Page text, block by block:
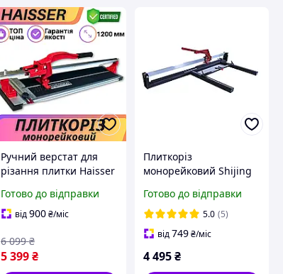
Ручний верстат для
різання плитки Haisser
монорейковий 1200 мм
Верстат для кахельної
підшипниках
Готово до відправки
від900 ₴/міс
5 399 ₴
6 099 ₴
Плиткоріз
монорейковий Shijing
лазер Верстат для
різання плитки Ручний
плиткоріз
Готово до відправки
5.0 (5)
від749₴/міс
4 495₴